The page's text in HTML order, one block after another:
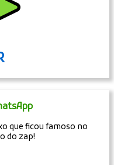
que ficou famoso no
do zap!